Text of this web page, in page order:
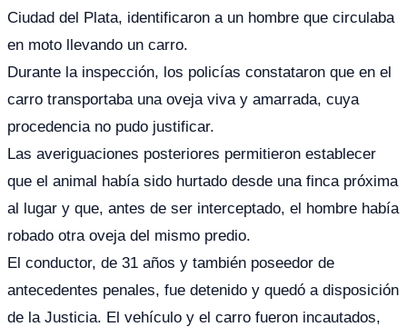
Ciudad del Plata, identificaron a un hombre que circulaba
en moto llevando un carro.
Durante la inspección, los policías constataron que en el
carro transportaba una oveja viva y amarrada, cuya
procedencia no pudo justificar.
Las averiguaciones posteriores permitieron establecer
que el animal había sido hurtado desde una finca próxima
al lugar y que, antes de ser interceptado, el hombre había
robado otra oveja del mismo predio.
El conductor, de 31 años y también poseedor de
antecedentes penales, fue detenido y quedó a disposición
de la Justicia. El vehículo y el carro fueron incautados,